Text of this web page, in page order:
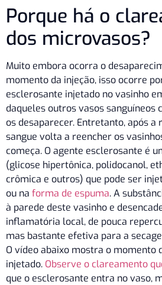
Porque há o
dos microvasos?
Muito embora ocorra o
momento da injeção, isso ocorre
esclerosante injetado no vasinho
daqueles outros vasos sanguíneos
os desaparecer. Entretanto, após a
sangue volta a reencher os
começa. O agente esclerosante é
(glicose hipertônica, polidocanol,
crômica e outros) que pode ser
ou na forma de espuma. A
à parede deste vasinho e
inflamatória local, de pouca
mas bastante efetiva para a
O vídeo abaixo mostra o momento
injetado. Observe o clareamento
que o esclerosante entra no vaso,